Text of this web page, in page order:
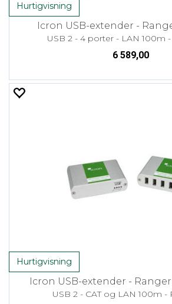
Hurtigvisning
Icron USB-extender -
USB 2 - 4 porter - LAN 100m
6 589,00
Hurtigvisning
Icron USB-extender - Ranger
USB 2 - CAT og LAN 100m -